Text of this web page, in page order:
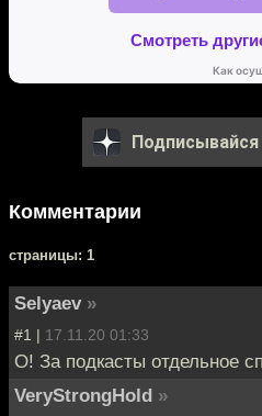
Подписывайся
Комментарии
cтраницы: 1
Selyaev »
#1 | 17.11.20 01:33
О! За подкасты отдельное
VeryStrongHold »